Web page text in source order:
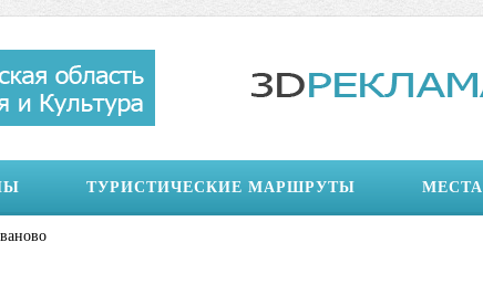
ТУРИСТИЧЕСКИЕ МАРШРУТЫ МЕСТА